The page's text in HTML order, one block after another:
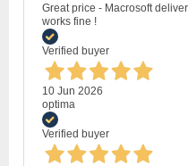
Great price - Macrosoft
works fine !
Verified buyer
10 Jun 2026
optima
Verified buyer